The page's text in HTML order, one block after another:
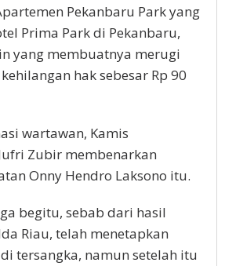
Pekanbaru Park yang
Prima Park di Pekanbaru,
yang membuatnya merugi
hak sebesar Rp 90
wartawan, Kamis
Zubir membenarkan
Onny Hendro Laksono itu.
begitu, sebab dari hasil
Riau, telah menetapkan
tersangka, namun setelah itu